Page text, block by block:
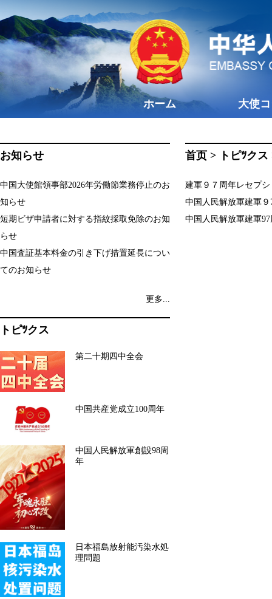
ホーム 大使
お知らせ
中国大使館領事部2026年労働節業務停止のお
知らせ
短期ビザ申請者に対する指紋採取免除のお知
らせ
中国査証基本料金の引き下げ措置延長につい
てのお知らせ
更多...
トピﾂクス
第二十期四中全会
中国共産党成立100周年
中国人民解放軍創設98周
年
日本福島放射能汚染水処
理問題
首页 > トピﾂクス
建軍９７周年レセプ
中国人民解放軍建軍
中国人民解放軍建軍